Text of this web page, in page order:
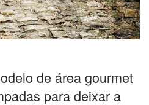
de área gourmet
para deixar a